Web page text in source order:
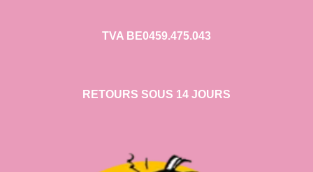
TVA BE0459.475.043
RETOURS SOUS 14 JOURS